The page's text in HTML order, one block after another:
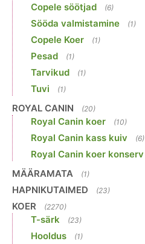
Copele söötjad (6)
Sööda valmistamine (1)
Copele Koer (1)
Pesad (1)
Tarvikud (1)
Tuvi (1)
ROYAL CANIN (20)
Royal Canin koer (10)
Royal Canin kass kuiv (6)
Royal Canin koer konserv
MÄÄRAMATA (1)
HAPNIKUTAIMED (23)
KOER (2270)
T-särk (23)
Hooldus (1)